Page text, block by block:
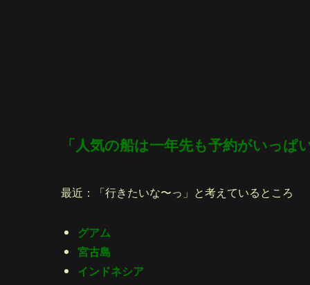
「人気の船は一年先も予約がいっぱ
最近：「行きたいな〜っ」と考えているところ
グアム
宮古島
インドネシア